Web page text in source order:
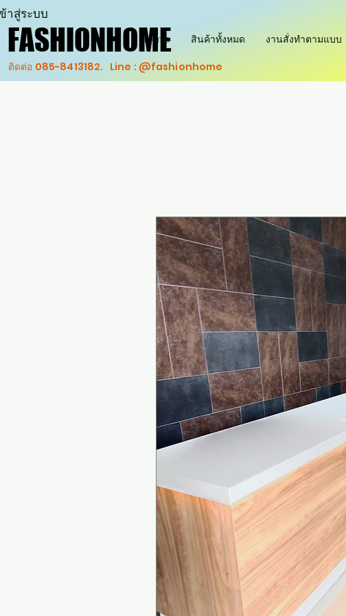
FASHIONHOME
FASHIONHOME
ติดต่อ 085-8413182. Line : @fashionhome
าสู่ระบบ
Home สินค้าทั้งหมด งานสั่งทำตามแบบ